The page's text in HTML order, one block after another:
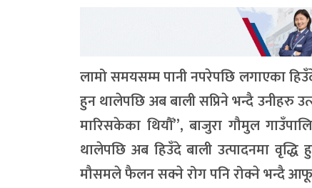
लामो समयसम्म पानी नपरेपछि लगाएका
हुन थालेपछि अब बाली सप्रिने भन्दै उनीहरु
मारिसकेका थियौँ”, बाजुरा गौमुल
थालेपछि अब हिउँदे बाली उत्पादनमा
मौसमले फैलन सक्ने रोग पनि रोक्ने भन्दै